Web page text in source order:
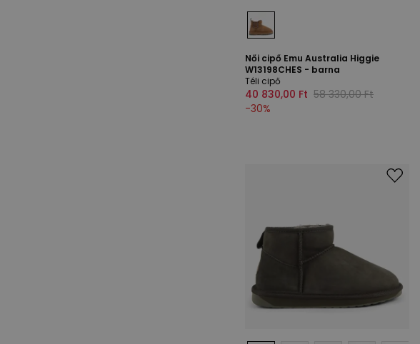
Női cipő Emu Australia Higgie
W13198CHES - barna
Téli cipő
40 830,00 Ft 58 330,00 Ft
-30%